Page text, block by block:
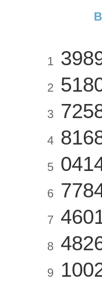
1
2
3
4
5
6
7
8
9